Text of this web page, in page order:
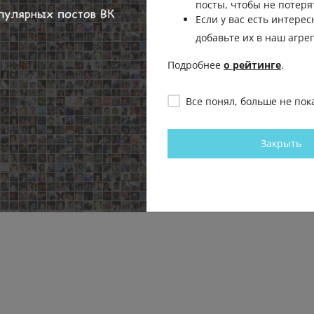
меня проскочишь.
Пожаловаться
Пожаловаться
посты, чтобы не
Если у вас есть
добавьте их в наш
Подробнее о рейтинге.
Все понял, больше не
Закрыть